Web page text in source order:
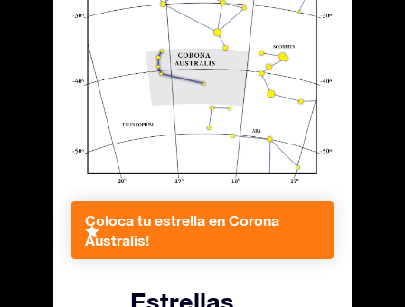
Coloca tu estrella en Corona
Australis!